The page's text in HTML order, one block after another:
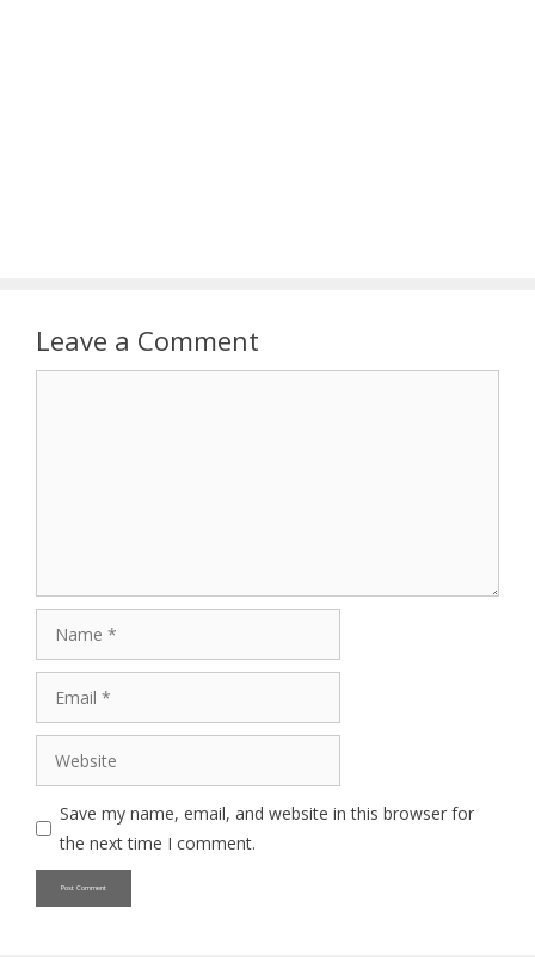
Leave a Comment
Website
Save my name, email, and website in this browser for
the next time I comment.